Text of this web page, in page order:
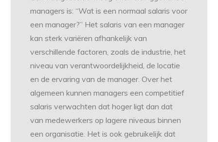
managers is: “Wat is een normaal salaris voor
een manager?” Het salaris van een manager
kan sterk variëren afhankelijk van
verschillende factoren, zoals de industrie, het
niveau van verantwoordelijkheid, de locatie
en de ervaring van de manager. Over het
algemeen kunnen managers een competitief
salaris verwachten dat hoger ligt dan dat
van medewerkers op lagere niveaus binnen
een organisatie. Het is ook gebruikelijk dat